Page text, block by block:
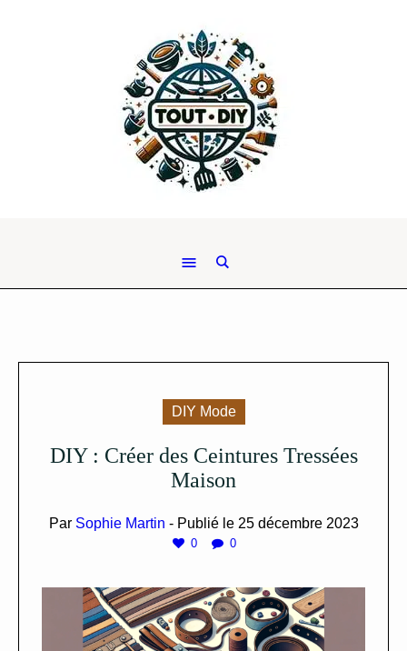
DIY Mode
DIY : Créer des Ceintures Tressées
Maison
Par Sophie Martin - Publié le 25 décembre 2023
0 0